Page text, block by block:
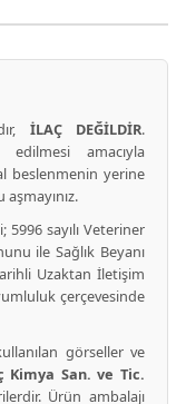
İLAÇ DEĞİLDİR.
amacıyla
beslenmenin yerine
sayılı Veteriner
ile Sağlık Beyanı
Uzaktan İletişim
çerçevesinde
görseller ve
Kimya San. ve Tic.
Ürün ambalajı